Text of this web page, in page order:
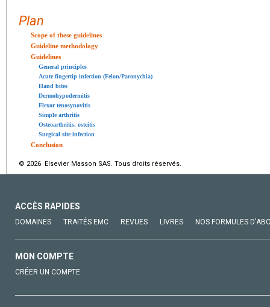
Plan
Scope of these guidelines
Guideline methodology
Guidelines
General principles
Acute fingertip infection (Felon/Paronychia)
Hand bites
Dermohypodermitis
Flexor tenosynovitis
Simple arthritis
Osteoarthritis, osteitis
Surgical site infection
Conclusion
© 2026 Elsevier Masson SAS. Tous droits réservés.
ACCÈS RAPIDES
DOMAINES TRAITÉS EMC REVUES LIVRES NOS FORMULES
MON COMPTE
CRÉER UN COMPTE